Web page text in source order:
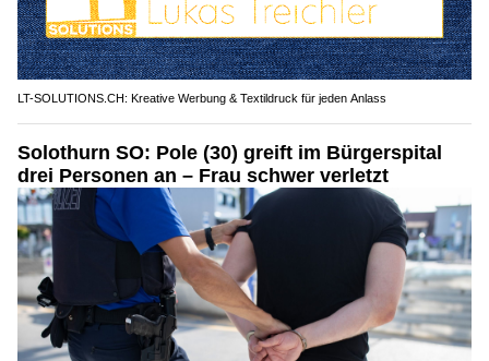
LT-SOLUTIONS.CH: Kreative Werbung & Textildruck für jeden Anlass
Solothurn SO: Pole (30) greift im Bürgerspital
drei Personen an – Frau schwer verletzt